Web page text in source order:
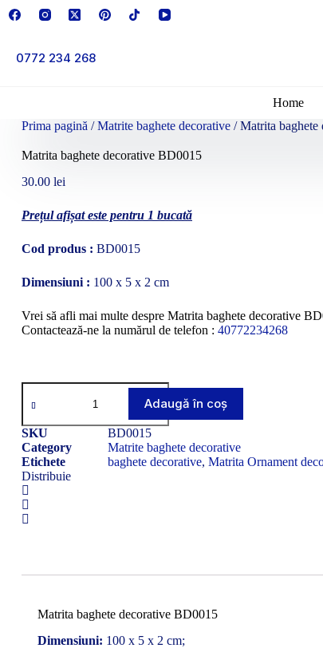
Sari
0772 234 268
Home
Prima pagină /Matrite baghete decorative / Matrita
Matrita baghete decorative BD0015
30.00 lei
Prețul afișat este pentru 1 bucată
Cod produs : BD0015
Dimensiuni : 100 x 5 x 2 cm
Vrei să afli mai multe despre Matrita baghete decorative
Contactează-ne la numărul de telefon : 40772234268
Cantitate
Matrita
decorative
BD0015
Adaugă în coș
SKU
BD0015
Category
Matrite baghete decorative
Etichete
baghete decorative, Matrita Ornament
Distribuie
Matrita baghete decorative BD0015
Dimensiuni: 100 x 5 x 2 cm;